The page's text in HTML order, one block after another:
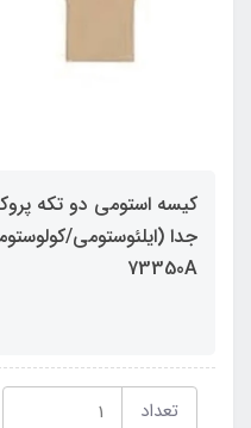
73350A
تعداد